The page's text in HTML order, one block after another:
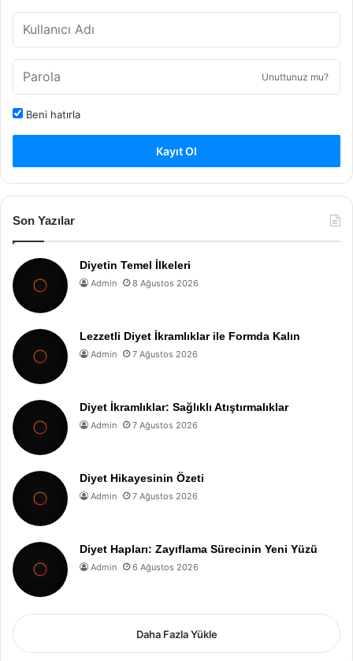
Unuttunuz mu?
Beni hatırla
Kayıt Ol
Son Yazılar
Diyetin Temel İlkeleri
Admin 8 Ağustos 2026
Lezzetli Diyet İkramlıklar ile Formda Kalın
Admin 7 Ağustos 2026
Diyet İkramlıklar: Sağlıklı Atıştırmalıklar
Admin 7 Ağustos 2026
Diyet Hikayesinin Özeti
Admin 7 Ağustos 2026
Diyet Hapları: Zayıflama Sürecinin Yeni Yüzü
Admin 6 Ağustos 2026
Daha Fazla Yükle